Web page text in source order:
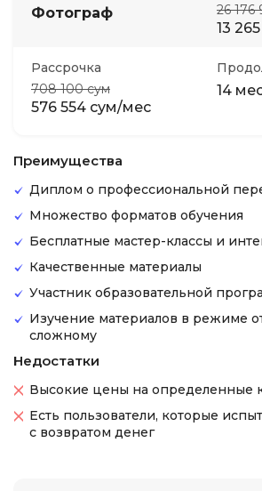
Фотограф 26 176
13
Рассрочка
708 100 сум
576 554 сум/мес
14
Преимущества
Диплом о профессиональной
Множество форматов обучения
Бесплатные мастер-классы и
Качественные материалы
Участник образовательной
Изучение материалов в режиме
сложному
Недостатки
Высокие цены на определенные
Есть пользователи, которые
с возвратом денег